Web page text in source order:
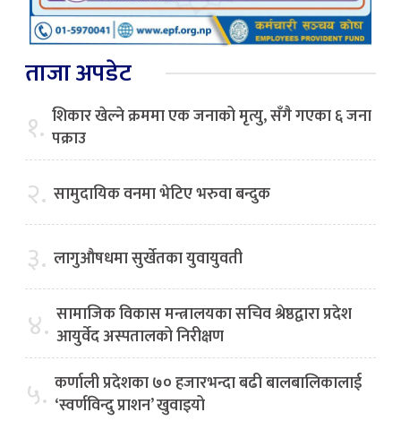
ताजा अपडेट
१. शिकार खेल्ने क्रममा एक जनाको मृत्यु, सँगै गएका ६ जना
पक्राउ
२. सामुदायिक वनमा भेटिए भरुवा बन्दुक
३. लागुऔषधमा सुर्खेतका युवायुवती
४. सामाजिक विकास मन्त्रालयका सचिव श्रेष्ठद्वारा प्रदेश
आयुर्वेद अस्पतालको निरीक्षण
५. कर्णाली प्रदेशका ७० हजारभन्दा बढी बालबालिकालाई
‘स्वर्णविन्दु प्राशन’ खुवाइयो